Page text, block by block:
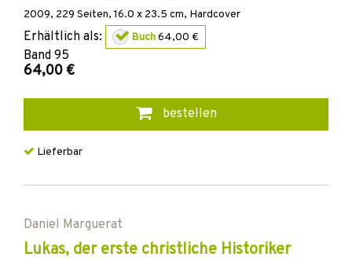
2009, 229 Seiten, 16.0 x 23.5 cm, Hardcover
Erhältlich als: Buch64,00 €
Band 95
64,00 €
bestellen
Lieferbar
Daniel Marguerat
Lukas, der erste christliche Historiker